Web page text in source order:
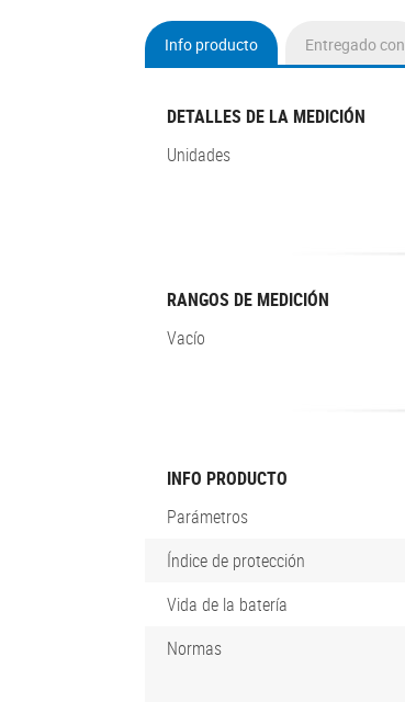
Info producto
(active
Entregado con
DETALLES DE LA MEDICIÓN
Unidades
RANGOS DE MEDICIÓN
Vacío
INFO PRODUCTO
Parámetros
Índice de protección
Vida de la batería
Normas